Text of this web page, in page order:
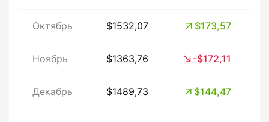
Октябрь $1532,07 $173,57
Ноябрь $1363,76 -$172,11
Декабрь $1489,73 $144,47